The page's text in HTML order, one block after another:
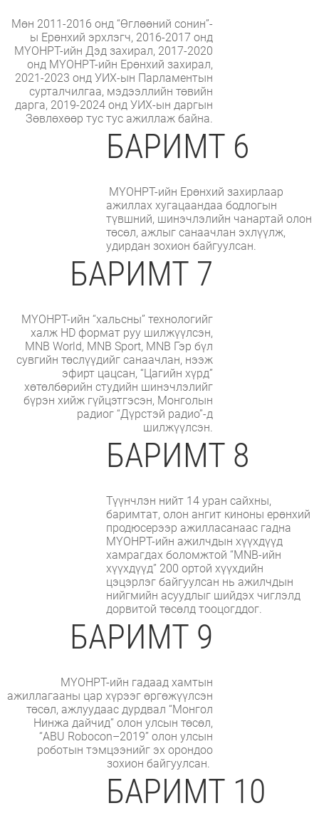
Мөн 2011-2016 онд “Өглөөний сонин”-
ы Ерөнхий эрхлэгч, 2016-2017 онд
МҮОНРТ-ийн Дэд захирал, 2017-2020
онд МҮОНРТ-ийн Ерөнхий захирал,
2021-2023 онд УИХ-ын Парламентын
сурталчилгаа, мэдээллийн төвийн
дарга, 2019-2024 онд УИХ-ын даргын
Зөвлөхөөр тус тус ажиллаж байна.
БАРИМТ 6
МҮОНРТ-ийн Ерөнхий захирлаар
ажиллах хугацаандаа бодлогын
түвшний, шинэчлэлийн чанартай олон
төсөл, ажлыг санаачлан эхлүүлж,
удирдан зохион байгуулсан.
БАРИМТ 7
МҮОНРТ-ийн “хальсны” технологийг
халж HD формат руу шилжүүлсэн,
MNB World, MNB Sport, MNB Гэр бүл
сувгийн төслүүдийг санаачлан, нээж
эфирт цацсан, “Цагийн хүрд”
хөтөлбөрийн студийн шинэчлэлийг
бүрэн хийж гүйцэтгэсэн, Монголын
радиог “Дүрстэй радио”-д
шилжүүлсэн.
БАРИМТ 8
Түүнчлэн нийт 14 уран сайхны,
баримтат, олон ангит киноны ерөнхий
продюсерээр ажилласанаас гадна
МҮОНРТ-ийн ажилчдын хүүхдүүд
хамрагдах боломжтой “MNB-ийн
хүүхдүүд” 200 ортой хүүхдийн
цэцэрлэг байгуулсан нь ажилчдын
нийгмийн асуудлыг шийдэх чиглэлд
дорвитой төсөлд тооцогддог.
БАРИМТ 9
МҮОНРТ-ийн гадаад хамтын
ажиллагааны цар хүрээг өргөжүүлсэн
төсөл, ажлуудаас дурдвал “Монгол
Нинжа дайчид” олон улсын төсөл,
“ABU Robocon–2019” олон улсын
роботын тэмцээнийг эх орондоо
зохион байгуулсан.
БАРИМТ 10